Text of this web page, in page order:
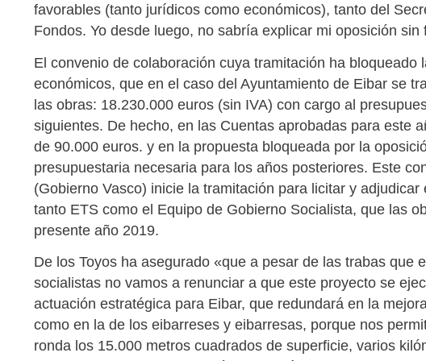
favorables (tanto jurídicos como económicos), tanto del
Fondos. Yo desde luego, no sabría explicar mi oposición sin
El convenio de colaboración cuya tramitación ha
económicos, que en el caso del Ayuntamiento de Eibar se
las obras: 18.230.000 euros (sin IVA) con cargo al
siguientes. De hecho, en las Cuentas aprobadas para este
de 90.000 euros. y en la propuesta bloqueada por la
presupuestaria necesaria para los años posteriores. Este
(Gobierno Vasco) inicie la tramitación para licitar y
tanto ETS como el Equipo de Gobierno Socialista, que las
presente año 2019.
De los Toyos ha asegurado «que a pesar de las trabas que
socialistas no vamos a renunciar a que este proyecto se
actuación estratégica para Eibar, que redundará en la
como en la de los eibarreses y eibarresas, porque nos
ronda los 15.000 metros cuadrados de superficie, varios